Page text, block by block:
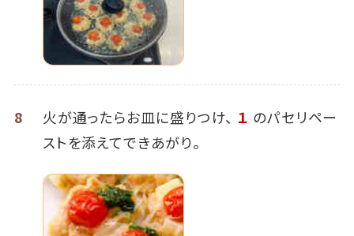
8 火が通ったらお皿に盛りつけ、 １ のパセリペー
ストを添えてできあがり。